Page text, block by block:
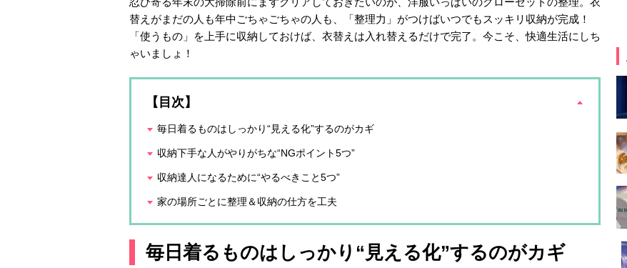
替えがまだの人も年中ごちゃごちゃの人も、「整理力」がつけばいつでもスッキリ収納が完成！
「使うもの」を上手に収納しておけば、衣替えは入れ替えるだけで完了。今こそ、快適生活にしち
ゃいましょ！
【目次】
毎日着るものはしっかり“見える化”するのがカギ
収納下手な人がやりがちな“NGポイント5つ”
収納達人になるために“やるべきこと5つ”
家の場所ごとに整理＆収納の仕方を工夫
毎日着るものはしっかり“見える化”するのがカギ